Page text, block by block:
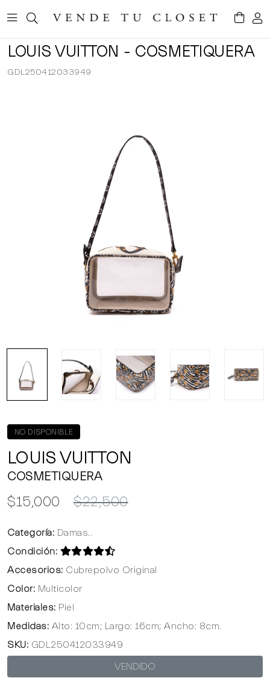
LOUIS VUITTON - COSMETIQUERA
GDL250412033949
NO DISPONIBLE
LOUIS VUITTON
COSMETIQUERA
$15,000 $22,500
Categoría: Damas..
Condición:
Accesorios: Cubrepolvo Original
Color: Multicolor
Materiales: Piel
Medidas: Alto: 10cm; Largo: 16cm; Ancho: 8cm.
SKU: GDL250412033949
VENDIDO